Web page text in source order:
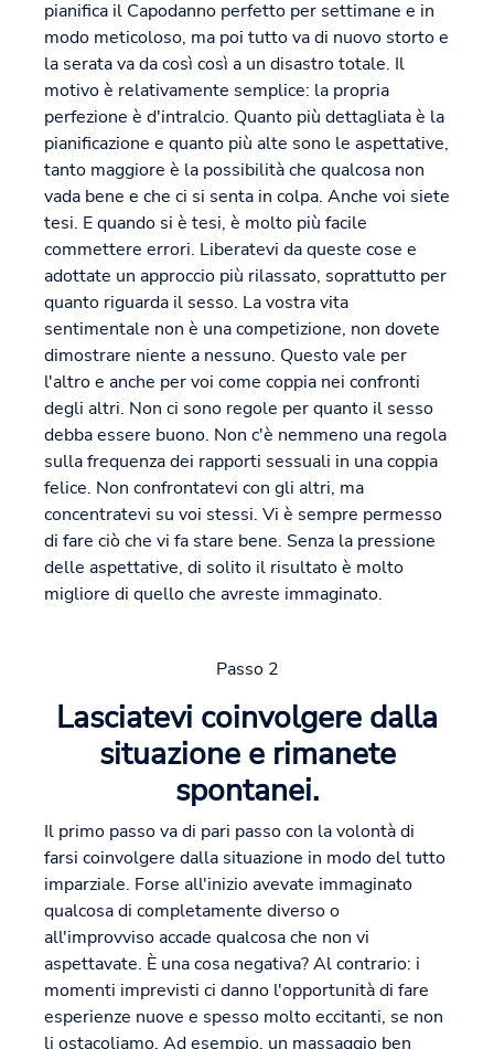
pianifica il Capodanno perfetto per settimane e in
modo meticoloso, ma poi tutto va di nuovo storto e
la serata va da così così a un disastro totale. Il
motivo è relativamente semplice: la propria
perfezione è d'intralcio. Quanto più dettagliata è la
pianificazione e quanto più alte sono le aspettative,
tanto maggiore è la possibilità che qualcosa non
vada bene e che ci si senta in colpa. Anche voi siete
tesi. E quando si è tesi, è molto più facile
commettere errori. Liberatevi da queste cose e
adottate un approccio più rilassato, soprattutto per
quanto riguarda il sesso. La vostra vita
sentimentale non è una competizione, non dovete
dimostrare niente a nessuno. Questo vale per
l'altro e anche per voi come coppia nei confronti
degli altri. Non ci sono regole per quanto il sesso
debba essere buono. Non c'è nemmeno una regola
sulla frequenza dei rapporti sessuali in una coppia
felice. Non confrontatevi con gli altri, ma
concentratevi su voi stessi. Vi è sempre permesso
di fare ciò che vi fa stare bene. Senza la pressione
delle aspettative, di solito il risultato è molto
migliore di quello che avreste immaginato.
Passo 2
Lasciatevi coinvolgere dalla
situazione e rimanete
spontanei.
Il primo passo va di pari passo con la volontà di
farsi coinvolgere dalla situazione in modo del tutto
imparziale. Forse all'inizio avevate immaginato
qualcosa di completamente diverso o
all'improvviso accade qualcosa che non vi
aspettavate. È una cosa negativa? Al contrario: i
momenti imprevisti ci danno l'opportunità di fare
esperienze nuove e spesso molto eccitanti, se non
li ostacoliamo. Ad esempio, un massaggio ben